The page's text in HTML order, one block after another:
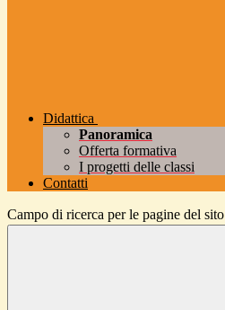
Didattica
Panoramica
Offerta formativa
I progetti delle classi
Contatti
Campo di ricerca per le pagine del sito